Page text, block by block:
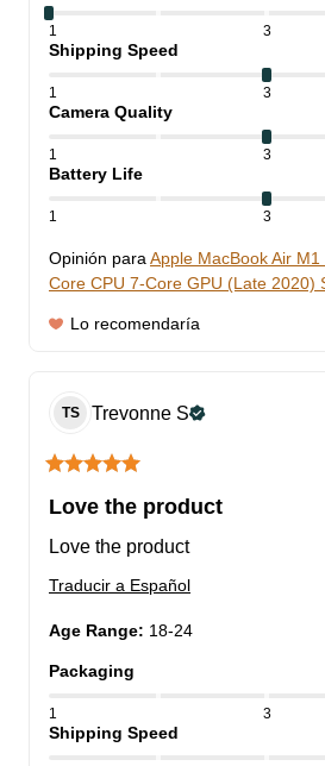
1 3
Shipping Speed
1 3
Camera Quality
1 3
Battery Life
1 3
Opinión para Apple MacBook Air
Core CPU 7-Core GPU (Late 2020)
Lo recomendaría
TS Trevonne S
Love the product
Love the product
Traducir a Español
Age Range: 18-24
Packaging
1 3
Shipping Speed